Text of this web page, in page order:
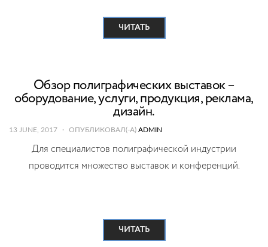
ЧИТАТЬ
Обзор полиграфических выставок –
оборудование, услуги, продукция, реклама,
дизайн.
13 JUNE, 2017 ОПУБЛИКОВАЛ(-А) ADMIN
Для специалистов полиграфической индустрии
проводится множество выставок и конференций.
ЧИТАТЬ